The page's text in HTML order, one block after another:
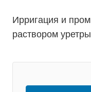
Ирригация и
раствором